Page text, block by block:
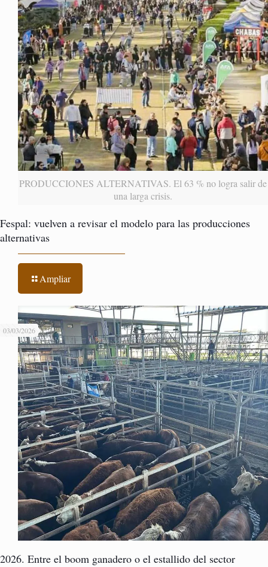
PRODUCCIONES ALTERNATIVAS. El 63 % no logra salir de
una larga crisis.
Fespal: vuelven a revisar el modelo para las producciones
alternativas
Ampliar
03/03/2026
2026. Entre el boom ganadero o el estallido del sector